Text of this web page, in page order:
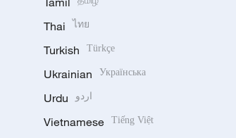
Thai ไทย
Turkish Türkçe
Ukrainian Українська
Urdu اردو
Vietnamese Tiếng Việt